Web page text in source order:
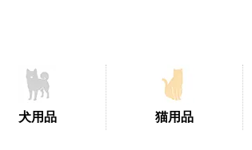
犬用品 猫用品